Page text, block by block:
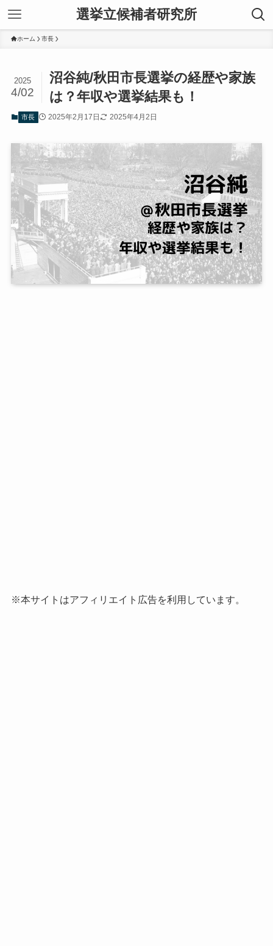
選挙立候補者研究所
ホーム 市長
沼谷純/秋田市長選挙の経歴や家族
は？年収や選挙結果も！
2025
4/02
市長 2025年2月17日 2025年4月2日
※本サイトはアフィリエイト広告を利用しています。